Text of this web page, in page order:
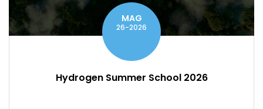
MAG
26-2026
Hydrogen Summer School 2026